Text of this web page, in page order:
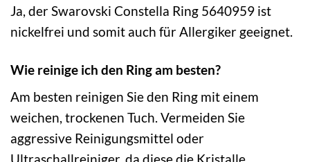
Ja, der Swarovski Constella Ring 5640959 ist
nickelfrei und somit auch für Allergiker geeignet.
Wie reinige ich den Ring am besten?
Am besten reinigen Sie den Ring mit einem
weichen, trockenen Tuch. Vermeiden Sie
aggressive Reinigungsmittel oder